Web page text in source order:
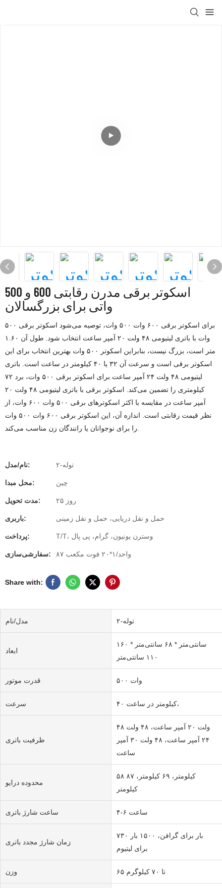
اسکوتر برقی مدرن رقابتی 600 و 500
واتی برای بزرگسالان
برای اسکوتر برقی ۶۰۰ وات ۵۰۰ وات، توصیه می‌شود اسکوتر برقی ۵۰۰
وات با باتری لیتیومی ۴۸ ولت ۲۰ آمپر ساعت انتخاب شود. طول آن ۱.۶۰
متر است، بزرگ نیست، بنابراین اسکوتر ۵۰۰ وات بهترین انتخاب برای این
اسکوتر برقی است و سرعت آن ۳۲ یا ۴۰ کیلومتر در ساعت است. باتری
لیتیومی ۴۸ ولت ۲۴ آمپر ساعت برای اسکوتر برقی ۵۰۰ وات، برد ۷۲
کیلومتری را تضمین می‌کند. اسکوتر برقی با باتری لیتیومی ۴۸ ولت ۲۰
آمپر ساعت در مقایسه با اکثر اسکوترهای برقی ۵۰۰ وات ۶۰۰ وات، از
نظر قیمت رقابتی است. اندازه آن، این اسکوتر برقی ۶۰۰ وات ۵۰۰ وات
نام/مدل: توله-۲
محل مبدا: چین
مدت تحویل: ۲۵ روز
باربری: حمل و نقل دریایی، حمل و نقل زمینی
پرداخت: T/T، وسترن یونیون، گرام، پی پال
سفارشی‌سازی: ۸۷ واحد/۱*۲۰ فوت مکعب
Share with:
مدل/نام توله-۲
ابعاد
۱۶۰ سانتی‌متر * ۶۸ سانتی‌متر *
۱۱۰ سانتی‌متر
قدرت موتور ۵۰۰ وات
سرعت ۴۰ کیلومتر در ساعت،
ظرفیت باتری
۴۸ ولت ۲۰ آمپر ساعت، ۴۸ ولت
۲۴ آمپر ساعت، ۴۸ ولت ۳۰ آمپر
ساعت
محدوده درایو
۵۸ کیلومتر، ۶۹ کیلومتر، ۸۷
کیلومتر
ساعت شارژ باتری ۴-۶ ساعت
زمان شارژ مجدد باتری
۷۳۰ بار برای گرافن، ۱۵۰۰ بار
برای لیتیوم
وزن ۶۵ تا ۷۰ کیلوگرم